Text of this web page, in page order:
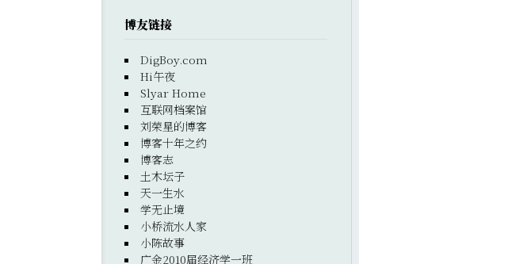
博友链接
DigBoy.com
Hi午夜
Slyar Home
互联网档案馆
刘荣星的博客
博客十年之约
博客志
土木坛子
天一生水
学无止境
小桥流水人家
小陈故事
广金2010届经济学一班